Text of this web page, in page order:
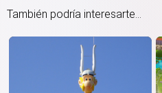
También podría interesarte...